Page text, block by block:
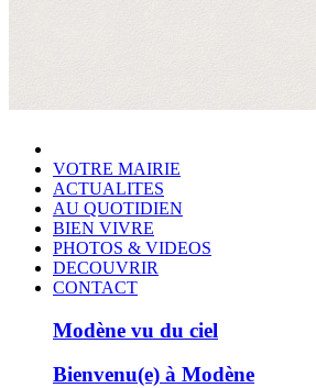
VOTRE MAIRIE
ACTUALITES
AU QUOTIDIEN
BIEN VIVRE
PHOTOS & VIDEOS
DECOUVRIR
CONTACT
Modène vu du ciel
Bienvenu(e) à Modène